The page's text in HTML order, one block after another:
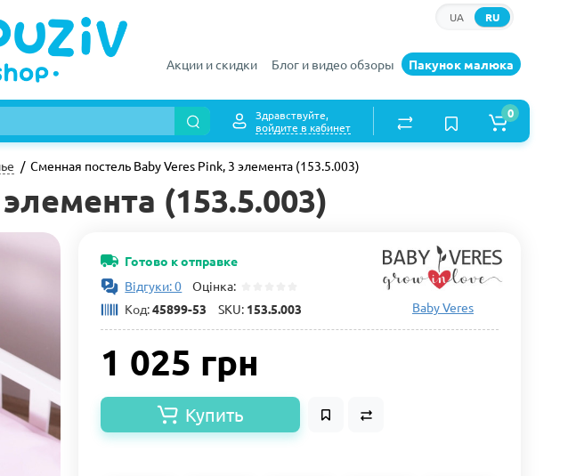
RU
UA
Акции и скидки Блог и видео обзоры Пакунок малюка
Здравствуйте,
войдите в кабинет
0
Сменная постель Baby Veres Pink, 3 элемента (153.5.003)
(153.5.003)
Готово к отправке
Відгуки: 0 Оцінка:
Код:45899-53 SKU: 153.5.003 Baby Veres
1 025 грн
Купить